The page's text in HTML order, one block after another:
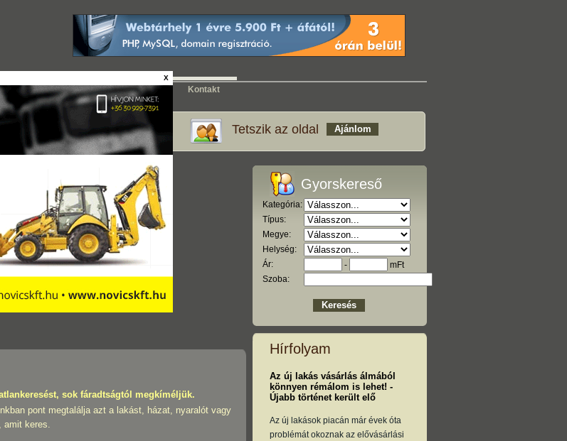
Hirdetésfeladás Lakóparkok Kontakt
X
Tetszik az oldal
sok fáradtságtól megkíméljük.
pont megtalálja azt a lakást, házat, nyaralót vagy
amit keres.
Gyorskereső
Kategória:
Típus:
Megye:
Helység:
Ár:
-
mFt
Szoba:
Hírfolyam
Az új lakás vásárlás álmából
könnyen rémálom is lehet! -
Újabb történet került elő
Az új lakások piacán már évek óta
problémát okoznak az elővásárlási